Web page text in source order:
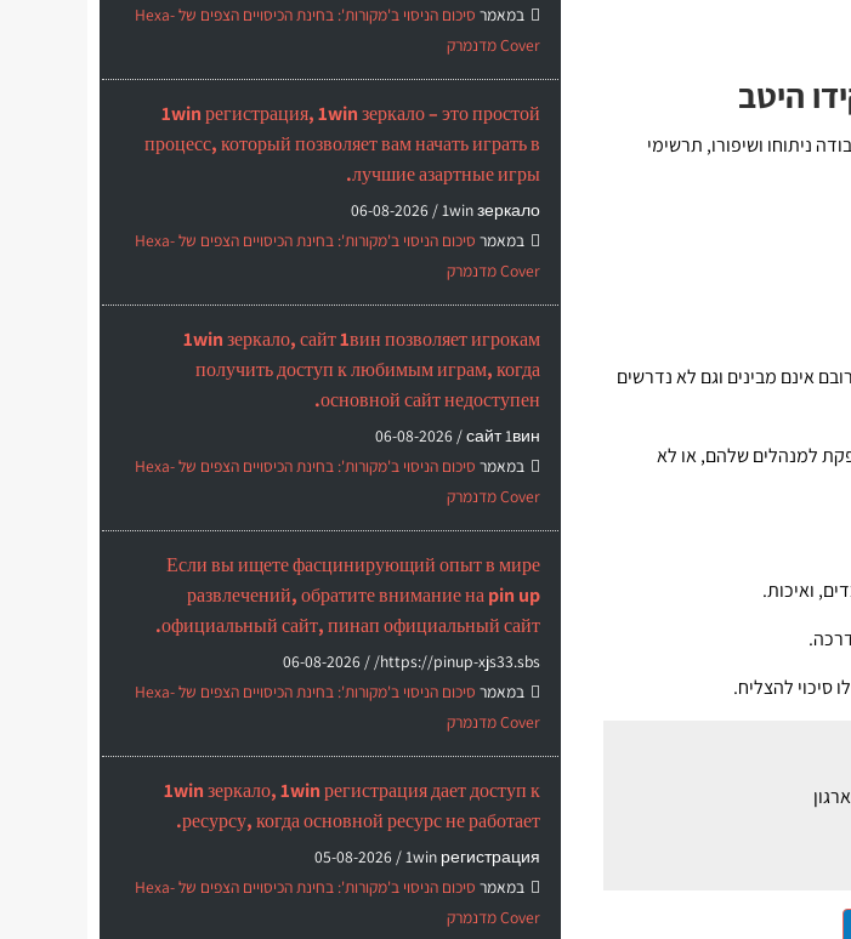
היטב
ניתוחו ושיפורו, תרשימי
אינם מבינים וגם לא נדרשים
למנהלים שלהם, או לא
ואיכות.
סיכוי להצליח.
במאמר
סיכום הניסוי ב'מקורות': בחינת הכיסויים הצפים של Hexa-
Cover מדנמרק
1win регистрация, 1win зеркало – это простой
процесс, который позволяет вам начать играть в
лучшие азартные игры.
1win зеркало /
06-08-2026
במאמר
סיכום הניסוי ב'מקורות': בחינת הכיסויים הצפים של Hexa-
Cover מדנמרק
1win зеркало, сайт 1вин позволяет игрокам
получить доступ к любимым играм, когда
основной сайт недоступен.
сайт 1вин /
06-08-2026
במאמר
סיכום הניסוי ב'מקורות': בחינת הכיסויים הצפים של Hexa-
Cover מדנמרק
Если вы ищете фасцинирующий опыт в мире
развлечений, обратите внимание на pin up
официальный сайт, пинап официальный сайт.
https://pinup-xjs33.sbs/ /
06-08-2026
במאמר
סיכום הניסוי ב'מקורות': בחינת הכיסויים הצפים של Hexa-
Cover מדנמרק
1win зеркало, 1win регистрация дает доступ к
ресурсу, когда основной ресурс не работает.
1win регистрация /
05-08-2026
במאמר
סיכום הניסוי ב'מקורות': בחינת הכיסויים הצפים של Hexa-
Cover מדנמרק